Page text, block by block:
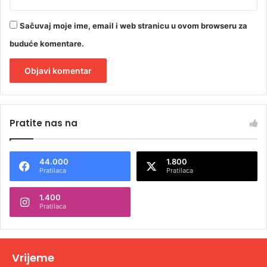
Sačuvaj moje ime, email i web stranicu u ovom browseru za
buduće komentare.
t
n
t
v
Pratite nas na
44.000
Pratilaca
1.800
Pratilaca
1.400
Pratilaca
Vrijeme